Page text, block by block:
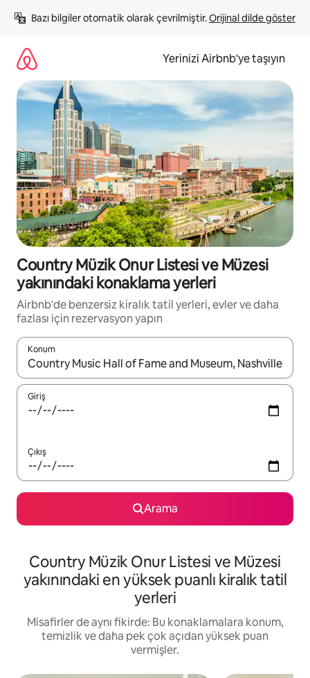
atla
Bazı bilgiler otomatik olarak çevrilmiştir. Orijinal dilde göster
Yerinizi Airbnb'ye taşıyın
Country Müzik Onur Listesi ve Müzesi
yakınındaki konaklama yerleri
Airbnb'de benzersiz kiralık tatil yerleri, evler ve daha
fazlası için rezervasyon yapın
Konum
Sonuçlar kullanılabilir olduğunda yukarı ve aşağı oklarıyla
Giriş
Çıkış
Arama
Country Müzik Onur Listesi ve Müzesi
yakınındaki en yüksek puanlı kiralık tatil
yerleri
Misafirler de aynı fikirde: Bu konaklamalara konum,
temizlik ve daha pek çok açıdan yüksek puan
vermişler.